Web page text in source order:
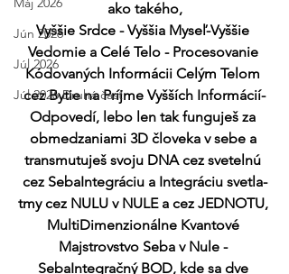
Jún 2026
Júl 2026
Júl 2026 Druhá časť
ako takého,
Vyššie Srdce - Vyššia Myseľ-Vyššie
Vedomie a Celé Telo - Procesovanie
Kódovaných Informácii Celým Telom
cez Bytie na Príjme Vyšších Informácií-
Odpovedí, lebo len tak funguješ za
obmedzaniami 3D človeka v sebe a
transmutuješ svoju DNA cez svetelnú
cez SebaIntegráciu a Integráciu svetla-
tmy cez NULU v NULE a cez JEDNOTU,
MultiDimenzionálne Kvantové
Majstrovstvo Seba v Nule -
SebaIntegračný BOD, kde sa dve